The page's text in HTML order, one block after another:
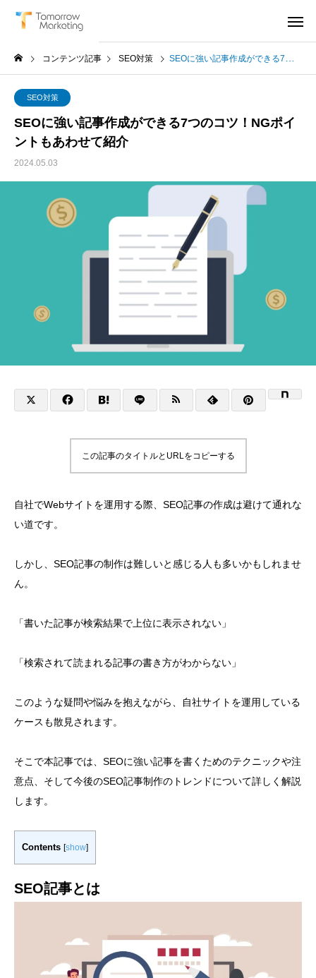
コンテンツ記事 SEO対策 SEOに強い記事作成ができる7つのコツ！NGポイントもあわせて紹介
SEO対策
SEOに強い記事作成ができる7つのコツ！NGポイ
ントもあわせて紹介
2024.05.03
この記事のタイトルとURLをコピーする
自社でWebサイトを運用する際、SEO記事の作成は避けて通れな
い道です。
しかし、SEO記事の制作は難しいと感じる人も多いかもしれませ
ん。
「書いた記事が検索結果で上位に表示されない」
「検索されて読まれる記事の書き方がわからない」
このような疑問や悩みを抱えながら、自社サイトを運用している
ケースも散見されます。
そこで本記事では、SEOに強い記事を書くためのテクニックや注
意点、そして今後のSEO記事制作のトレンドについて詳しく解説
します。
Contents [show]
SEO記事とは